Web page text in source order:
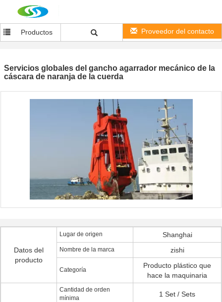
Productos Proveedor del contacto
Servicios globales del gancho agarrador mecánico de la
cáscara de naranja de la cuerda
Datos del
producto
Lugar de origen Shanghai
Nombre de la marca zishi
Categoría
Producto plástico que
hace la maquinaria
Cantidad de orden
mínima
1 Set / Sets